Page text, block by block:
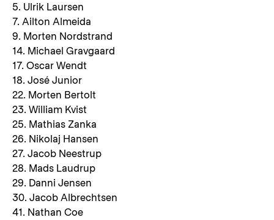
5. Ulrik Laursen
7. Ailton Almeida
9. Morten Nordstrand
14. Michael Gravgaard
17. Oscar Wendt
18. José Junior
22. Morten Bertolt
23. William Kvist
25. Mathias Zanka
26. Nikolaj Hansen
27. Jacob Neestrup
28. Mads Laudrup
29. Danni Jensen
30. Jacob Albrechtsen
41. Nathan Coe